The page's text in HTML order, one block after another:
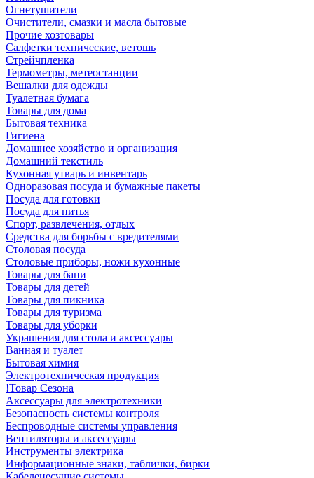
Огнетушители
Очистители, смазки и масла бытовые
Прочие хозтовары
Салфетки технические, ветошь
Стрейчпленка
Термометры, метеостанции
Вешалки для одежды
Туалетная бумага
Товары для дома
Бытовая техника
Гигиена
Домашнее хозяйство и организация
Домашний текстиль
Кухонная утварь и инвентарь
Одноразовая посуда и бумажные пакеты
Посуда для готовки
Посуда для питья
Спорт, развлечения, отдых
Средства для борьбы с вредителями
Столовая посуда
Столовые приборы, ножи кухонные
Товары для бани
Товары для детей
Товары для пикника
Товары для туризма
Товары для уборки
Украшения для стола и аксессуары
Ванная и туалет
Бытовая химия
Электротехническая продукция
!Товар Сезона
Аксессуары для электротехники
Безопасность системы контроля
Беспроводные системы управления
Вентиляторы и аксессуары
Инструменты электрика
Информационные знаки, таблички, бирки